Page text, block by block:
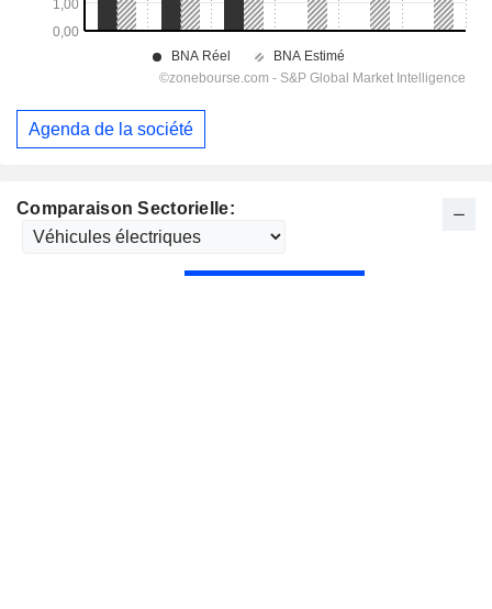
Comparaison Sectorielle:
Agenda de la société